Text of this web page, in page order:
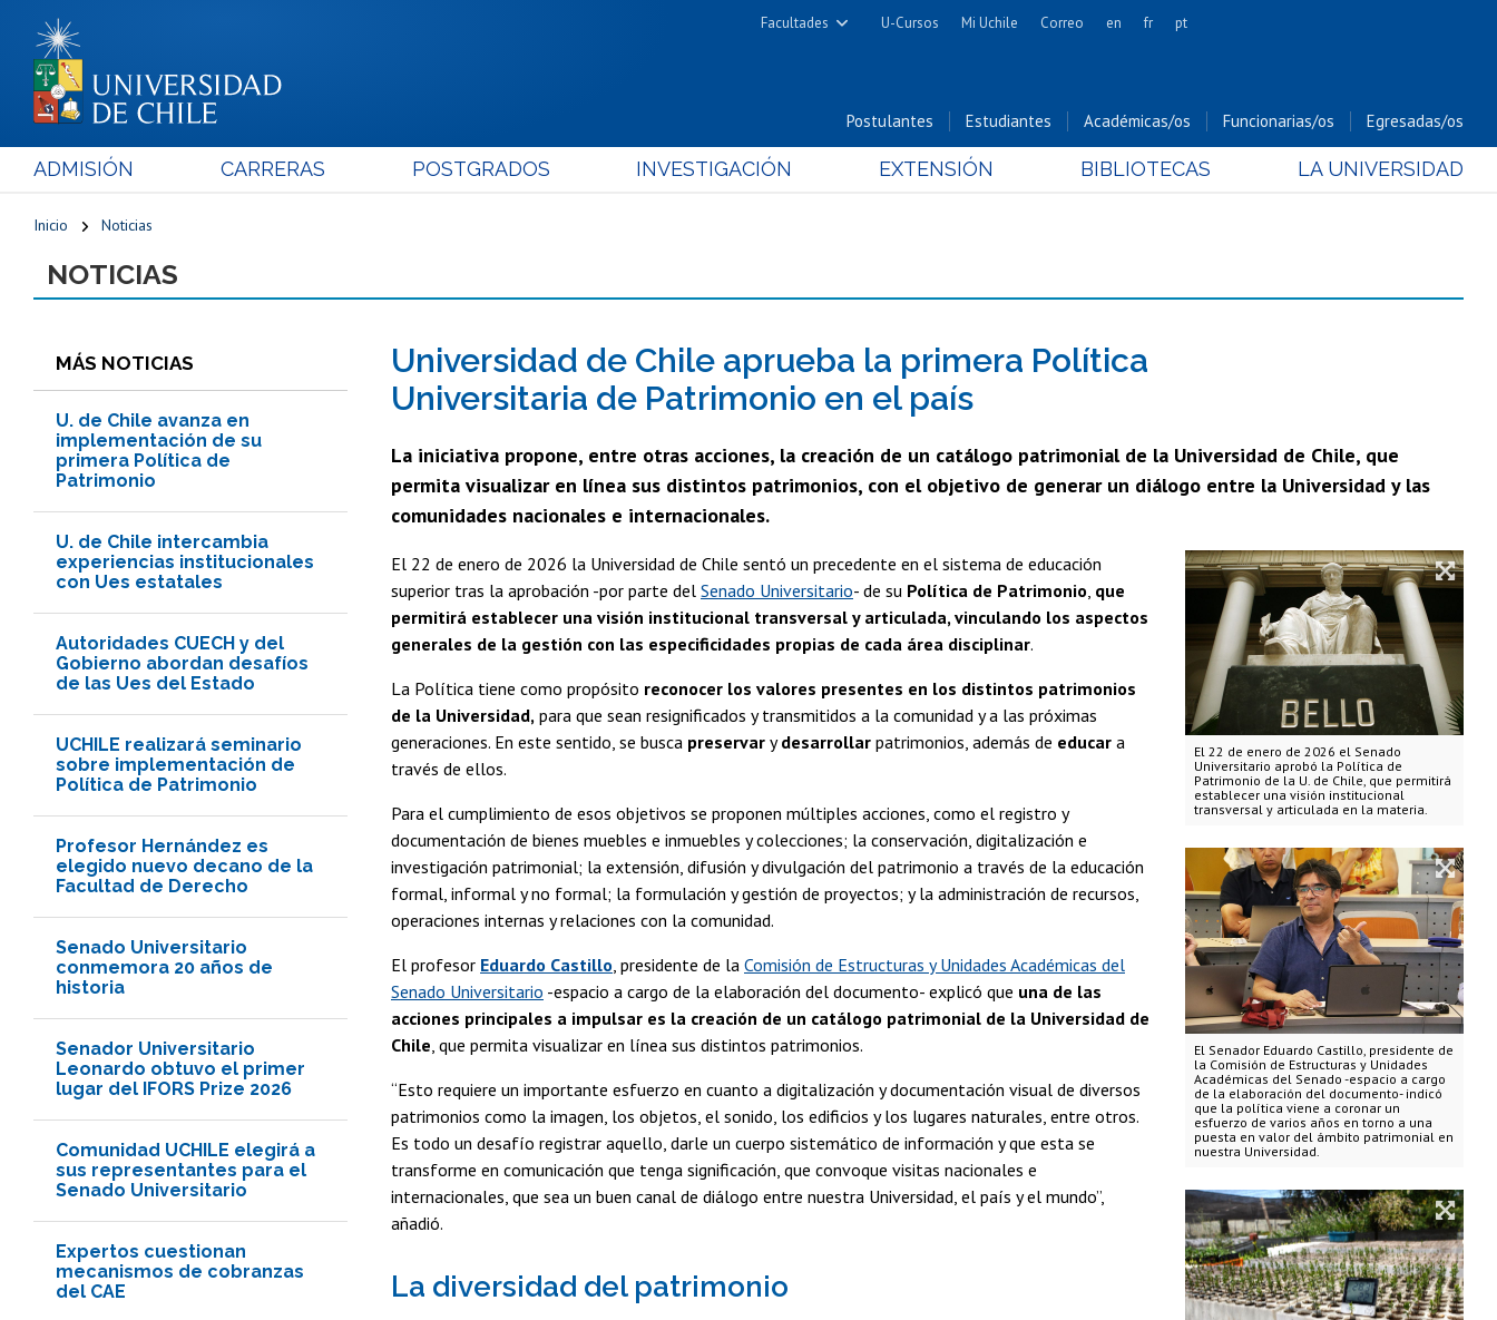
Facultades
Cs. Físicas y Matemáticas
Cs. Forestales y Conservación
Cs. Químicas y Farmacéuticas
Cs. Sociales
Estudios Avanzados en Educación
Estudios Internacionales
Nutrición y Tecnología de
U-Cursos Mi Uchile Correo en fr pt
Postulantes Estudiantes Académicas/os Funcionarias/os Egresadas/os
ADMISIÓN CARRERAS POSTGRADOS INVESTIGACIÓN EXTENSIÓN BIBLIOTECAS LA UNIVERSIDAD
Inicio Noticias
NOTICIAS
MÁS NOTICIAS
U. de Chile avanza en
implementación de su
primera Política de
Patrimonio
U. de Chile intercambia
experiencias institucionales
con Ues estatales
Autoridades CUECH y del
Gobierno abordan desafíos
de las Ues del Estado
UCHILE realizará seminario
sobre implementación de
Política de Patrimonio
Profesor Hernández es
elegido nuevo decano de la
Facultad de Derecho
Senado Universitario
conmemora 20 años de
historia
Senador Universitario
Leonardo obtuvo el primer
lugar del IFORS Prize 2026
Comunidad UCHILE elegirá a
sus representantes para el
Senado Universitario
Expertos cuestionan
mecanismos de cobranzas
del CAE
Universidad de Chile aprueba la primera Política
Universitaria de Patrimonio en el país
La iniciativa propone, entre otras acciones, la creación de un catálogo patrimonial de la Universidad de Chile, que
permita visualizar en línea sus distintos patrimonios, con el objetivo de generar un diálogo entre la Universidad y las
comunidades nacionales e internacionales.
El 22 de enero de 2026 el Senado
Universitario aprobó la Política de
Patrimonio de la U. de Chile, que permitirá
establecer una visión institucional
transversal y articulada en la materia.
El Senador Eduardo Castillo, presidente de
la Comisión de Estructuras y Unidades
Académicas del Senado -espacio a cargo
de la elaboración del documento- indicó
que la política viene a coronar un
esfuerzo de varios años en torno a una
puesta en valor del ámbito patrimonial en
nuestra Universidad.
El 22 de enero de 2026 la Universidad de Chile sentó un precedente en el sistema de educación
superior tras la aprobación -por parte del Senado Universitario- de su Política de Patrimonio que
permitirá establecer una visión institucional transversal y articulada, vinculando los aspectos
generales de la gestión con las especificidades propias de cada área disciplinar.
La Política tiene como propósito reconocer los valores presentes en los distintos patrimonios
de la Universidad, para que sean resignificados y transmitidos a la comunidad y a las próximas
generaciones. En este sentido, se busca preservar ydesarrollar patrimonios, además de educar a
través de ellos.
Para el cumplimiento de esos objetivos se proponen múltiples acciones, como el registro y
documentación de bienes muebles e inmuebles y colecciones; la conservación, digitalización e
investigación patrimonial; la extensión, difusión y divulgación del patrimonio a través de la educación
formal, informal y no formal; la formulación y gestión de proyectos; y la administración de recursos,
operaciones internas y relaciones con la comunidad.
El profesor Eduardo Castillo , presidente de la Comisión de Estructuras y Unidades Académicas del
Senado Universitario -espacio a cargo de la elaboración del documento- explicó que una de las
acciones principales a impulsar es la creación de un catálogo patrimonial de la Universidad de
Chile , que permita visualizar en línea sus distintos patrimonios.
“Esto requiere un importante esfuerzo en cuanto a digitalización y documentación visual de diversos
patrimonios como la imagen, los objetos, el sonido, los edificios y los lugares naturales, entre otros.
Es todo un desafío registrar aquello, darle un cuerpo sistemático de información y que esta se
transforme en comunicación que tenga significación, que convoque visitas nacionales e
internacionales, que sea un buen canal de diálogo entre nuestra Universidad, el país y el mundo”,
añadió.
La diversidad del patrimonio